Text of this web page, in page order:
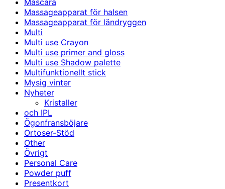
Mascara
Massageapparat för halsen
Massageapparat för ländryggen
Multi
Multi use Crayon
Multi use primer and gloss
Multi use Shadow palette
Multifunktionellt stick
Mysig vinter
Nyheter
Kristaller
och IPL
Ögonfransböjare
Ortoser-Stöd
Other
Övrigt
Personal Care
Powder puff
Presentkort